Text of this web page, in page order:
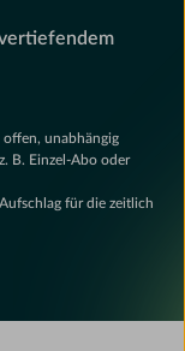
offen, unabhängig
B. Einzel-Abo oder
für die zeitlich